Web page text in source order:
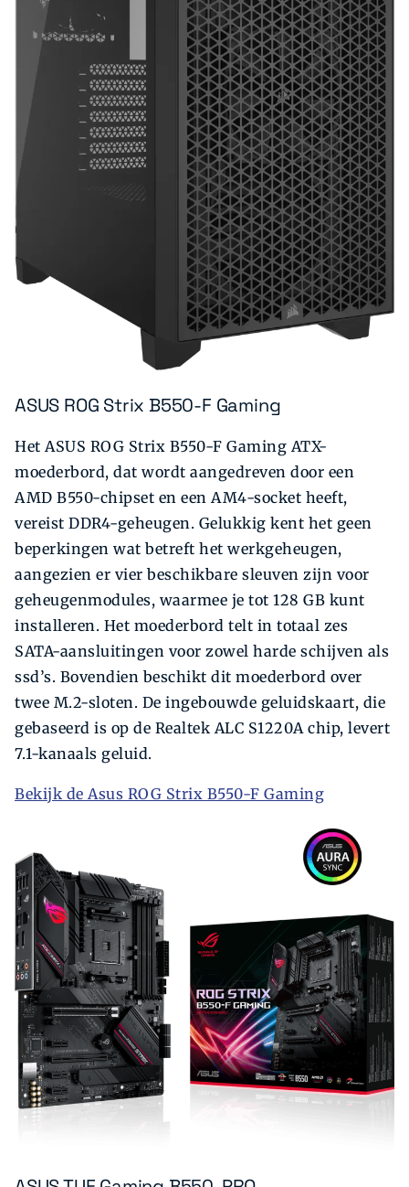
ASUS ROG Strix B550-F Gaming
Het ASUS ROG Strix B550-F Gaming ATX-
moederbord, dat wordt aangedreven door een
AMD B550-chipset en een AM4-socket heeft,
vereist DDR4-geheugen. Gelukkig kent het geen
beperkingen wat betreft het werkgeheugen,
aangezien er vier beschikbare sleuven zijn voor
geheugenmodules, waarmee je tot 128 GB kunt
installeren. Het moederbord telt in totaal zes
SATA-aansluitingen voor zowel harde schijven als
ssd’s. Bovendien beschikt dit moederbord over
twee M.2-sloten. De ingebouwde geluidskaart, die
gebaseerd is op de Realtek ALC S1220A chip, levert
7.1-kanaals geluid.
Bekijk de Asus ROG Strix B550-F Gaming